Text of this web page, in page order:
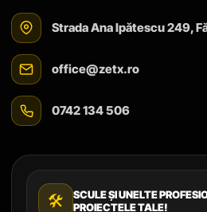
Strada Ana Ipătescu 249,
office@zetx.ro
0742 134 506
🛠️
SCULE ȘI UNELTE
PROIECTELE TALE!